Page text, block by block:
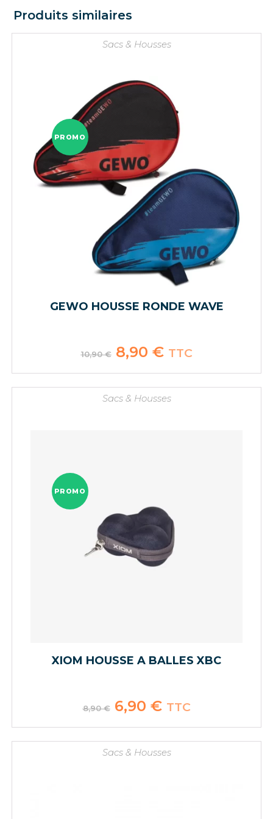
Produits similaires
Sacs & Housses
PROMO
GEWO HOUSSE RONDE WAVE
10,90€ Le
prix
était :
8,90 €Le
prix
est :
TTC
Sacs & Housses
PROMO
XIOM HOUSSE A BALLES XBC
8,90€ Le
prix
était :
6,90 €Le
prix
est :
TTC
Sacs & Housses